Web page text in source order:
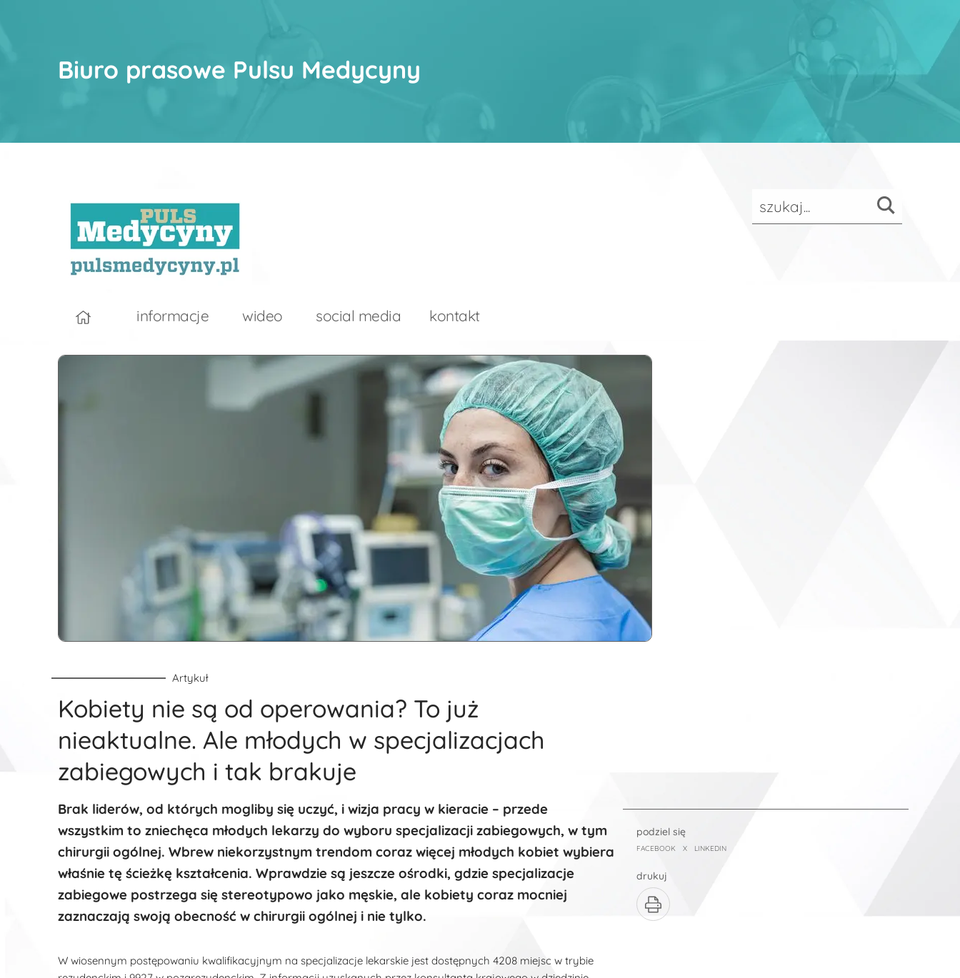
Biuro prasowe Pulsu Medycyny
informacje wideo social media kontakt
Artykuł
Kobiety nie są od operowania? To już
nieaktualne. Ale młodych w specjalizacjach
zabiegowych i tak brakuje
Brak liderów, od których mogliby się uczyć, i wizja pracy w kieracie – przede
wszystkim to zniechęca młodych lekarzy do wyboru specjalizacji zabiegowych, w tym
chirurgii ogólnej. Wbrew niekorzystnym trendom coraz więcej młodych kobiet wybiera
właśnie tę ścieżkę kształcenia. Wprawdzie są jeszcze ośrodki, gdzie specjalizacje
zabiegowe postrzega się stereotypowo jako męskie, ale kobiety coraz mocniej
zaznaczają swoją obecność w chirurgii ogólnej i nie tylko.
W wiosennym postępowaniu kwalifikacyjnym na specjalizacje lekarskie jest dostępnych 4208 miejsc w trybie
podziel się
FACEBOOK X LINKEDIN
drukuj